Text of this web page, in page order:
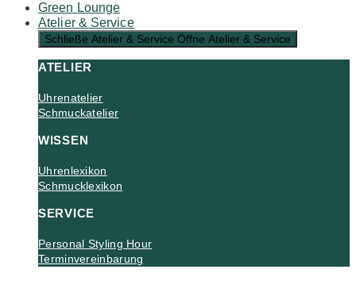
Green Lounge
Atelier & Service
Schließe Atelier & Service Öffne Atelier & Service
ATELIER
Uhrenatelier
Schmuckatelier
WISSEN
Uhrenlexikon
Schmucklexikon
SERVICE
Personal Styling Hour
Terminvereinbarung